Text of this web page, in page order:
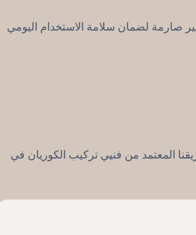
صارمة لضمان سلامة الاستخدام اليومي
المعتمد من فنيي تركيب الكوريان في